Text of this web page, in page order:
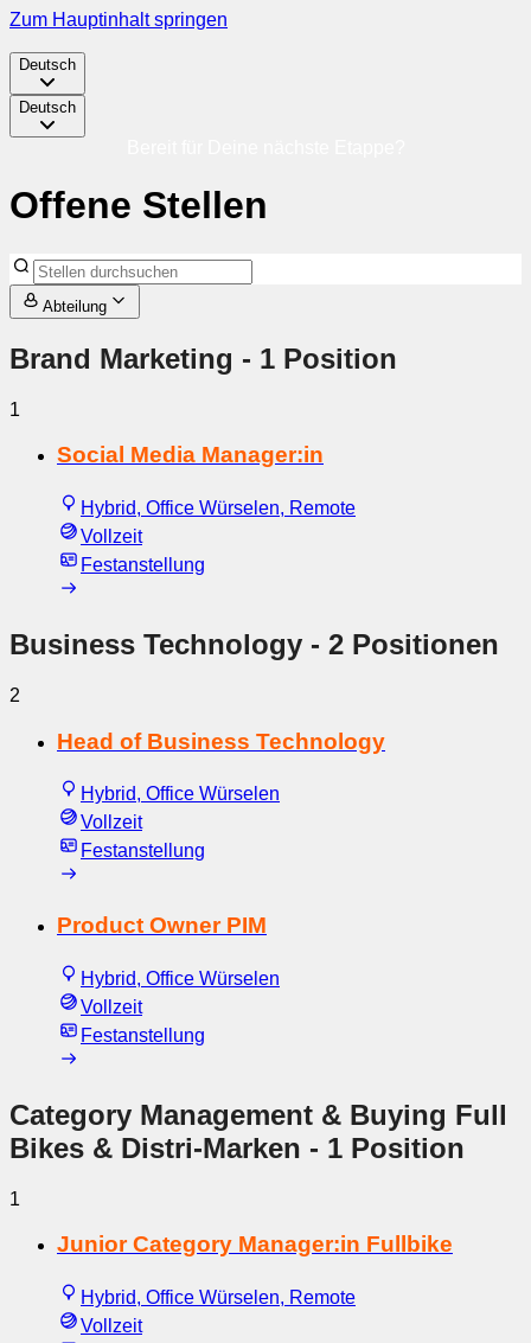
Zum Hauptinhalt springen
Deutsch
Deutsch
Offene Stellen
Abteilung
Brand Marketing - 1 Position
1
Social Media Manager:in
Hybrid, Office Würselen, Remote
Vollzeit
Festanstellung
Business Technology - 2 Positionen
2
Head of Business Technology
Hybrid, Office Würselen
Vollzeit
Festanstellung
Product Owner PIM
Hybrid, Office Würselen
Vollzeit
Festanstellung
Category Management & Buying Full
Bikes & Distri-Marken - 1 Position
1
Junior Category Manager:in Fullbike
Hybrid, Office Würselen, Remote
Vollzeit